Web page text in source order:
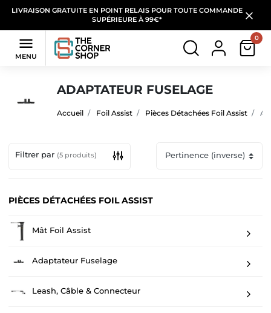
LIVRAISON GRATUITE EN POINT RELAIS POUR TOUTE COMMANDE
SUPÉRIEURE À 99€*

MENU
0
ADAPTATEUR FUSELAGE
Accueil Foil Assist Pièces Détachées Foil Assist
Filtrer par (5 produits)
PIÈCES DÉTACHÉES FOIL ASSIST
Mât Foil Assist
Adaptateur Fuselage
Leash, Câble & Connecteur